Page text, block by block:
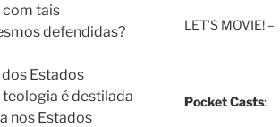
com tais
defendidas?
Estados
teologia é destilada
nos Estados
LET’S MOVIE! –
Pocket Casts: